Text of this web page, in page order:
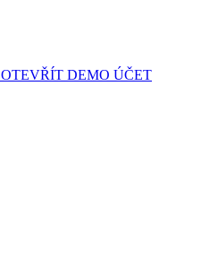
OTEVŘÍT DEMO ÚČET